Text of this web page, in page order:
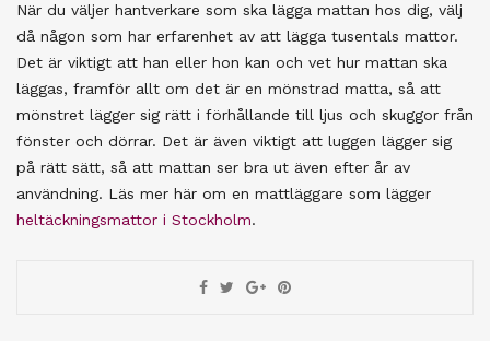
När du väljer hantverkare som ska lägga mattan hos dig, välj
då någon som har erfarenhet av att lägga tusentals mattor.
Det är viktigt att han eller hon kan och vet hur mattan ska
läggas, framför allt om det är en mönstrad matta, så att
mönstret lägger sig rätt i förhållande till ljus och skuggor från
fönster och dörrar. Det är även viktigt att luggen lägger sig
på rätt sätt, så att mattan ser bra ut även efter år av
användning. Läs mer här om en mattläggare som lägger
heltäckningsmattor i Stockholm.